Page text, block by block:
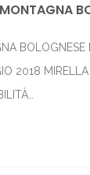
MIRELLA